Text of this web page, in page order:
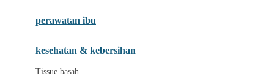
Mamaway
Maxi Cosi
perawatan ibu
kesehatan & kebersihan
Tissue basah